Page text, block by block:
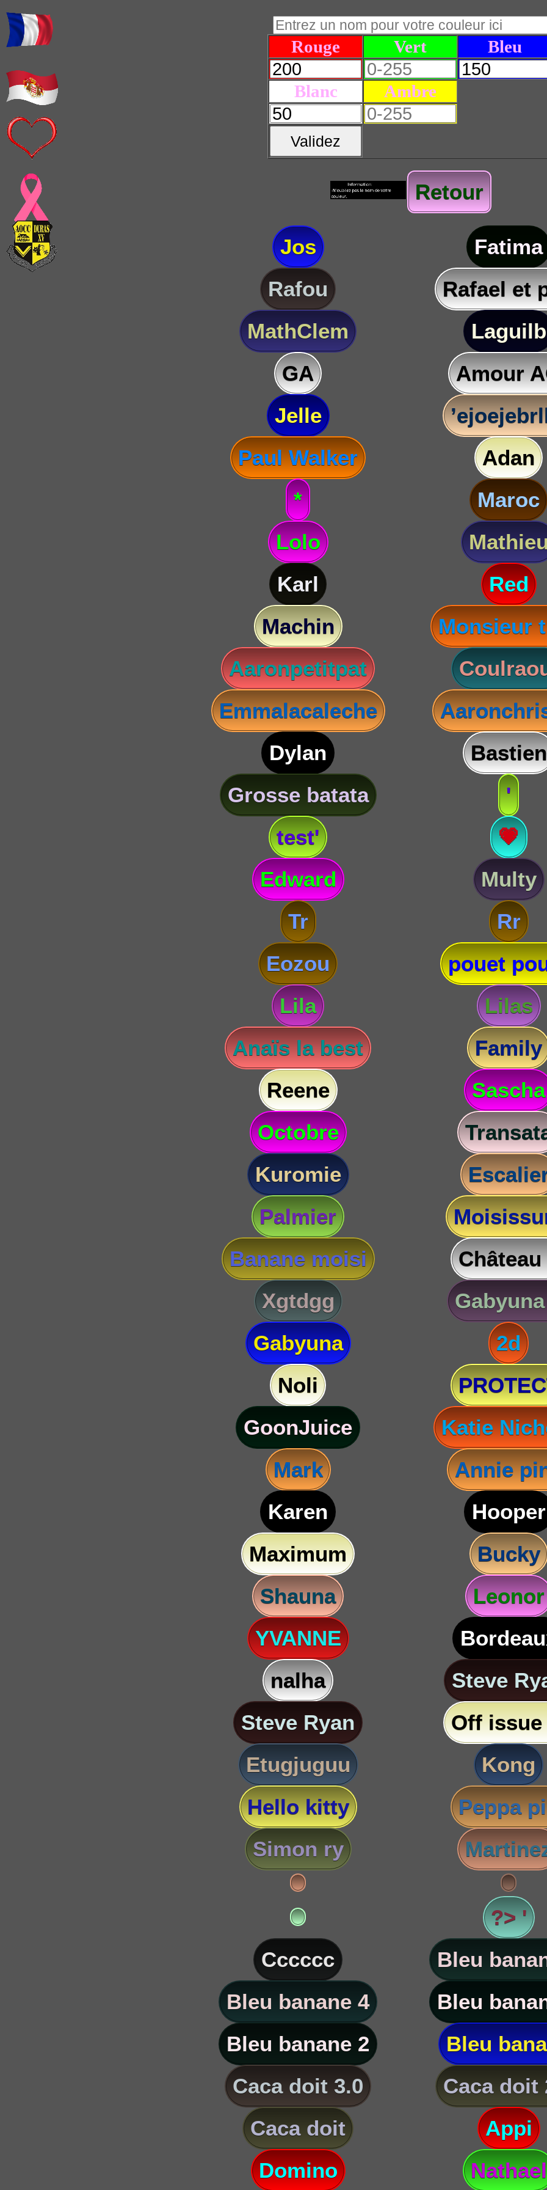
Rouge Vert Bleu
Blanc Ambre
Validez
Retour
Jos
Fatima
Rafou
Rafael et
MathClem
Laguilb
GA
Amour
Jelle
Paul Walker
Adan
*
Maroc
Lolo
Karl
Red
Machin
Monsieur
Aaronpetitpat
Emmalacaleche
Dylan
Bastien
Grosse batata
'
test'
💗
Edward
Multy
Tr
Rr
Eozou
pouet
Lila
Lilas
Anaïs la best
Family
Reene
Sascha
Octobre
Kuromie
Palmier
Banane moisi
Château
Xgtdgg
Gabyuna
2d
Noli
GoonJuice
Katie
Mark
Annie
Karen
Hooper
Maximum
Bucky
Shauna
Leonor
YVANNE
nalha
Steve
Steve Ryan
Off
Etugjuguu
Kong
Hello kitty
Peppa
Simon ry
?> '
Cccccc
Bleu
Bleu banane 4
Bleu
Bleu banane 2
Bleu
Caca doit 3.0
Caca doit
Caca doit
Appi
Domino
Nathael